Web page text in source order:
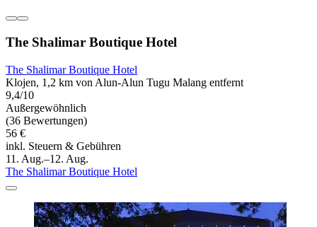
The Shalimar Boutique Hotel
The Shalimar Boutique Hotel
Klojen, 1,2 km von Alun-Alun Tugu Malang entfernt
9,4/10
Außergewöhnlich
(36 Bewertungen)
56 €
inkl. Steuern & Gebühren
11. Aug.–12. Aug.
The Shalimar Boutique Hotel